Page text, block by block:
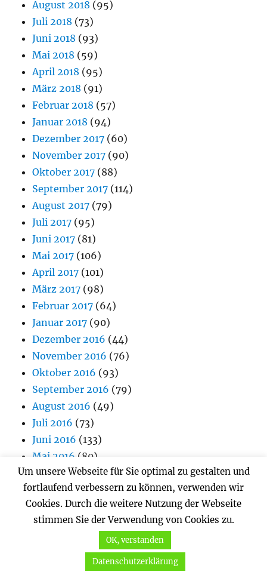
August 2018 (95)
Juli 2018 (73)
Juni 2018 (93)
Mai 2018 (59)
April 2018 (95)
März 2018 (91)
Februar 2018 (57)
Januar 2018 (94)
Dezember 2017 (60)
November 2017 (90)
Oktober 2017 (88)
September 2017 (114)
August 2017 (79)
Juli 2017 (95)
Juni 2017 (81)
Mai 2017 (106)
April 2017 (101)
März 2017 (98)
Februar 2017 (64)
Januar 2017 (90)
Dezember 2016 (44)
November 2016 (76)
Oktober 2016 (93)
September 2016 (79)
August 2016 (49)
Juli 2016 (73)
Juni 2016 (133)
Mai 2016 (80)
April 2016(42)
März 2016(78)
Februar 2016(50)
Januar 2016(2)
(2)
September 2015(1)
August 2015(1)
Um unsere Webseite für Sie optimal zu gestalten und
fortlaufend verbessern zu können, verwenden wir
Cookies. Durch die weitere Nutzung der Webseite
stimmen Sie der Verwendung von Cookies zu.
OK, verstanden
Datenschutzerklärung